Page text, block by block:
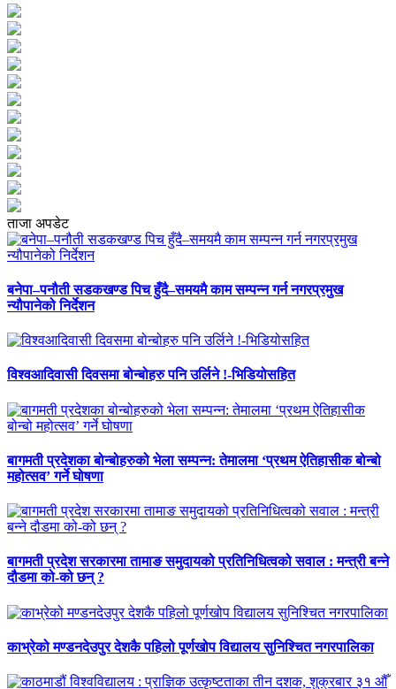
ताजा अपडेट
बनेपा–पनौती सडकखण्ड पिच हुँदै–समयमै काम सम्पन्न गर्न नगरप्रमुख
न्यौपानेको निर्देशन
विश्वआदिवासी दिवसमा बोन्बोहरु पनि उर्लिने !-भिडियोसहित
बागमती प्रदेशका बोन्बोहरुको भेला सम्पन्न: तेमालमा ‘प्रथम ऐतिहासीक बोन्बो
महोत्सव’ गर्ने घोषणा
बागमती प्रदेश सरकारमा तामाङ समुदायको प्रतिनिधित्वको सवाल : मन्त्री बन्ने
दौडमा को‐को छन् ?
काभ्रेको मण्डनदेउपुर देशकै पहिलो पूर्णखोप विद्यालय सुनिश्चित नगरपालिका